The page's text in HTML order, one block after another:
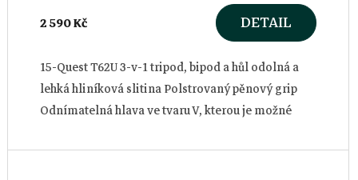
2 590 Kč DETAIL
15-Quest T62U 3-v-1 tripod, bipod a hůl odolná a
lehká hliníková slitina Polstrovaný pěnový grip
Odnímatelná hlava ve tvaru V, kterou je možné